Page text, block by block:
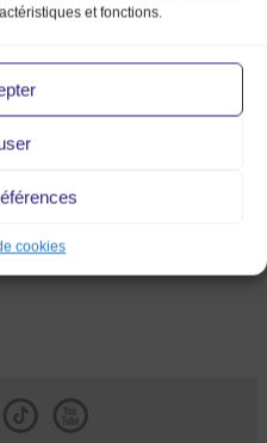
et fonctions.
cookies
CF